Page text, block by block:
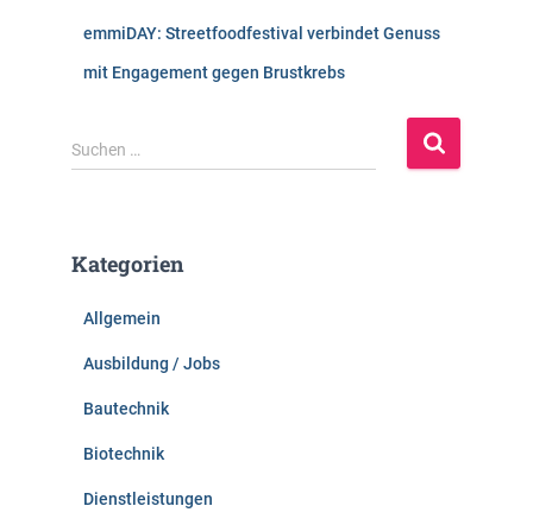
emmiDAY: Streetfoodfestival verbindet Genuss
mit Engagement gegen Brustkrebs
S
u
n
Suchen …
Kategorien
Allgemein
Ausbildung / Jobs
Bautechnik
Biotechnik
Dienstleistungen